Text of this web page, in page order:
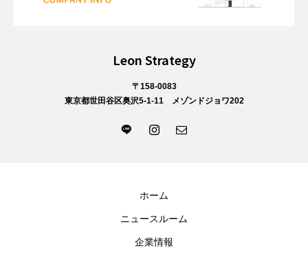
Leon Strategy
〒158-0083
東京都世田谷区奥沢5-1-11 メゾンドジョワ202
ホーム
ニュースルーム
企業情報